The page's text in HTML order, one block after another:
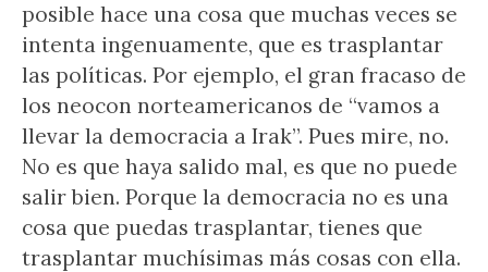
posible hace una cosa que muchas veces se
intenta ingenuamente, que es trasplantar
las políticas. Por ejemplo, el gran fracaso de
los neocon norteamericanos de “vamos a
llevar la democracia a Irak”. Pues mire, no.
No es que haya salido mal, es que no puede
salir bien. Porque la democracia no es una
cosa que puedas trasplantar, tienes que
trasplantar muchísimas más cosas con ella.